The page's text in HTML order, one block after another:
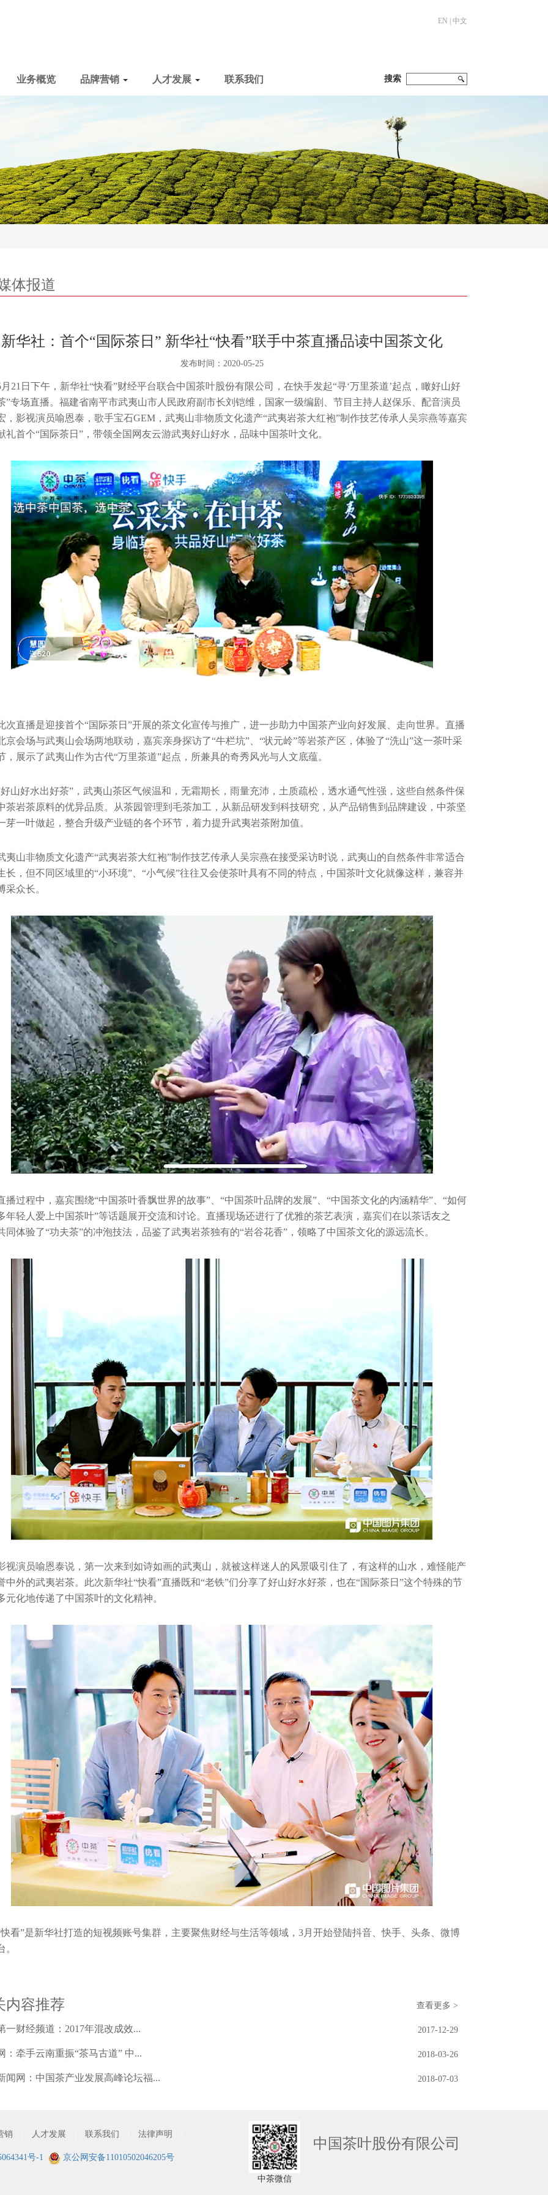
EN 中文
业务概览 品牌营销 人才发展 联系我们 搜索
体报道
新华社：首个“国际茶日” 新华社“快看”联手中茶直播品读中国茶文化
发布时间： 2020-05-25
月21日下午，新华社“快看”财经平台联合中国茶叶股份有限公司，在快手发起“寻‘万里茶道’起点，瞰好山好
”专场直播。福建省南平市武夷山市人民政府副市长刘铠维，国家一级编剧、节目主持人赵保乐、配音演员
，影视演员喻恩泰，歌手宝石GEM，武夷山非物质文化遗产“武夷岩茶大红袍”制作技艺传承人吴宗燕等嘉宾
礼首个“国际茶日”，带领全国网友云游武夷好山好水，品味中国茶叶文化。
次直播是迎接首个“国际茶日”开展的茶文化宣传与推广，进一步助力中国茶产业向好发展、走向世界。直播
京会场与武夷山会场两地联动，嘉宾亲身探访了“牛栏坑”、“状元岭”等岩茶产区，体验了“洗山”这一茶叶采
，展示了武夷山作为古代“万里茶道”起点，所兼具的奇秀风光与人文底蕴。
好山好水出好茶”，武夷山茶区气候温和，无霜期长，雨量充沛，土质疏松，透水通气性强，这些自然条件保
茶岩茶原料的优异品质。从茶园管理到毛茶加工，从新品研发到科技研究，从产品销售到品牌建设，中茶坚
芽一叶做起，整合升级产业链的各个环节，着力提升武夷岩茶附加值。
夷山非物质文化遗产“武夷岩茶大红袍”制作技艺传承人吴宗燕在接受采访时说，武夷山的自然条件非常适合
长，但不同区域里的“小环境”、“小气候”往往又会使茶叶具有不同的特点，中国茶叶文化就像这样，兼容并
采众长。
播过程中，嘉宾围绕“中国茶叶香飘世界的故事”、“中国茶叶品牌的发展”、“中国茶文化的内涵精华”、“如何
年轻人爱上中国茶叶”等话题展开交流和讨论。直播现场还进行了优雅的茶艺表演，嘉宾们在以茶话友之
同体验了“功夫茶”的冲泡技法，品鉴了武夷岩茶独有的“岩谷花香”，领略了中国茶文化的源远流长。
视演员喻恩泰说，第一次来到如诗如画的武夷山，就被这样迷人的风景吸引住了，有这样的山水，难怪能产
中外的武夷岩茶。此次新华社“快看”直播既和“老铁”们分享了好山好水好茶，也在“国际茶日”这个特殊的节
元化地传递了中国茶叶的文化精神。
快看”是新华社打造的短视频账号集群，主要聚焦财经与生活等领域，3月开始登陆抖音、快手、头条、微博
。
内容推荐 查看更多 >
一财经频道：2017年混改成效... 2017-12-29
：牵手云南重振“茶马古道” 中... 2018-03-26
闻网：中国茶产业发展高峰论坛福... 2018-07-03
中国茶叶股份有限公司
中茶微信
销 人才发展 联系我们 法律声明
号-1 京公网安备11010502046205号